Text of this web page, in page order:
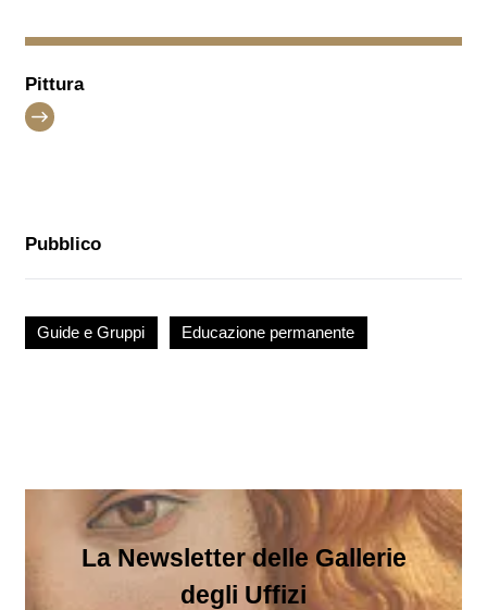
Pittura
Pubblico
Guide e Gruppi Educazione permanente
La Newsletter delle Gallerie
degli Uffizi